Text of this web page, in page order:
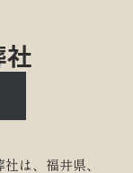
は、福井県、